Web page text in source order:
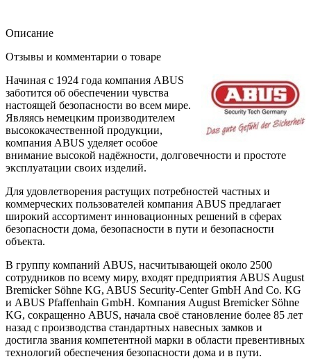
Описание
Отзывы и комментарии о товаре
Начиная с 1924 года компания ABUS
заботится об обеспечении чувства
настоящей безопасности во всем мире.
Являясь немецким производителем
высококачественной продукции,
компания ABUS уделяет особое
внимание высокой надёжности, долговечности и простоте
эксплуатации своих изделий.
Для удовлетворения растущих потребностей частных и
коммерческих пользователей компания ABUS предлагает
широкий ассортимент инновационных решений в сферах
безопасности дома, безопасности в пути и безопасности
объекта.
В группу компаний ABUS, насчитывающей около 2500
сотрудников по всему миру, входят предприятия ABUS August
Bremicker Söhne KG, ABUS Security-Center GmbH And Co. KG
и ABUS Pfaffenhain GmbH. Компания August Bremicker Söhne
KG, сокращенно ABUS, начала своё становление более 85 лет
назад с производства стандартных навесных замков и
достигла звания компетентной марки в области превентивных
технологий обеспечения безопасности дома и в пути.